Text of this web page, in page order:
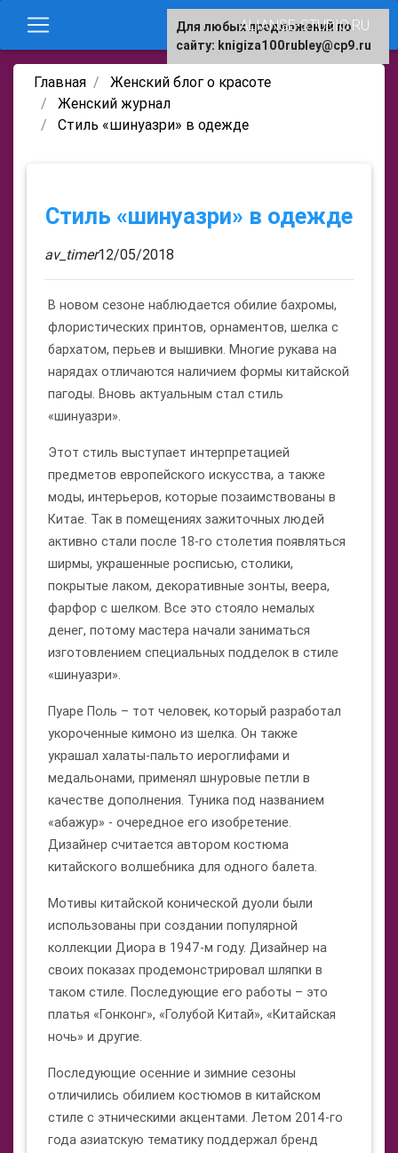
ALIANSE-STUDIO.RU
Главная
Женский блог о красоте
Женский журнал
Стиль «шинуазри» в одежде
Стиль «шинуазри» в одежде
av_timer12/05/2018
В новом сезоне наблюдается обилие бахромы,
флористических принтов, орнаментов, шелка с
бархатом, перьев и вышивки. Многие рукава на
нарядах отличаются наличием формы китайской
пагоды. Вновь актуальным стал стиль
«шинуазри».
Этот стиль выступает интерпретацией
предметов европейского искусства, а также
моды, интерьеров, которые позаимствованы в
Китае. Так в помещениях зажиточных людей
активно стали после 18-го столетия появляться
ширмы, украшенные росписью, столики,
покрытые лаком, декоративные зонты, веера,
фарфор с шелком. Все это стояло немалых
денег, потому мастера начали заниматься
изготовлением специальных подделок в стиле
«шинуазри».
Пуаре Поль – тот человек, который разработал
укороченные кимоно из шелка. Он также
украшал халаты-пальто иероглифами и
медальонами, применял шнуровые петли в
качестве дополнения. Туника под названием
«абажур» - очередное его изобретение.
Дизайнер считается автором костюма
китайского волшебника для одного балета.
Мотивы китайской конической дуоли были
использованы при создании популярной
коллекции Диора в 1947-м году. Дизайнер на
своих показах продемонстрировал шляпки в
таком стиле. Последующие его работы – это
платья «Гонконг», «Голубой Китай», «Китайская
ночь» и другие.
Последующие осенние и зимние сезоны
отличились обилием костюмов в китайском
стиле с этническими акцентами. Летом 2014-го
года азиатскую тематику поддержал бренд
Для любых предложений по
сайту: knigiza100rubley@cp9.ru